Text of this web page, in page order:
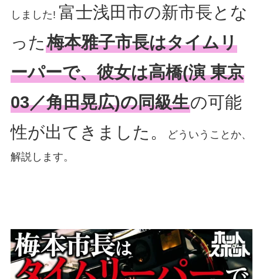
しました! 富士浅田市の新市長とな
った梅本雅子市長はタイムリ
ーパーで、彼女は高橋(演 東京
03／角田晃広)の同級生の可能
性が出てきました。
どういうことか、
解説します。